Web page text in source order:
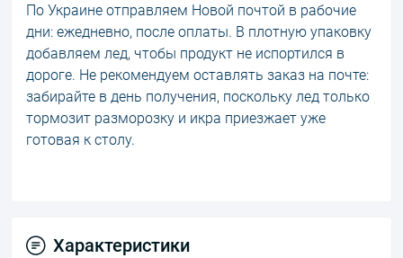
По Украине отправляем Новой почтой в рабочие
дни: ежедневно, после оплаты. В плотную упаковку
добавляем лед, чтобы продукт не испортился в
дороге. Не рекомендуем оставлять заказ на почте:
забирайте в день получения, поскольку лед только
тормозит разморозку и икра приезжает уже
готовая к столу.
Характеристики